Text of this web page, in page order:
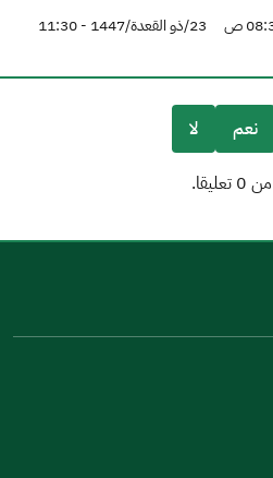
23/ذو القعدة/1447 - 11:30
نعم لا